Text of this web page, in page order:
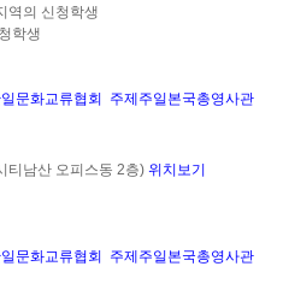
역의 신청학생
학생
문화교류협회
주제주일본국총영사관
티남산 오피스동 2층) 위치보기
문화교류협회 주제주일본국총영사관